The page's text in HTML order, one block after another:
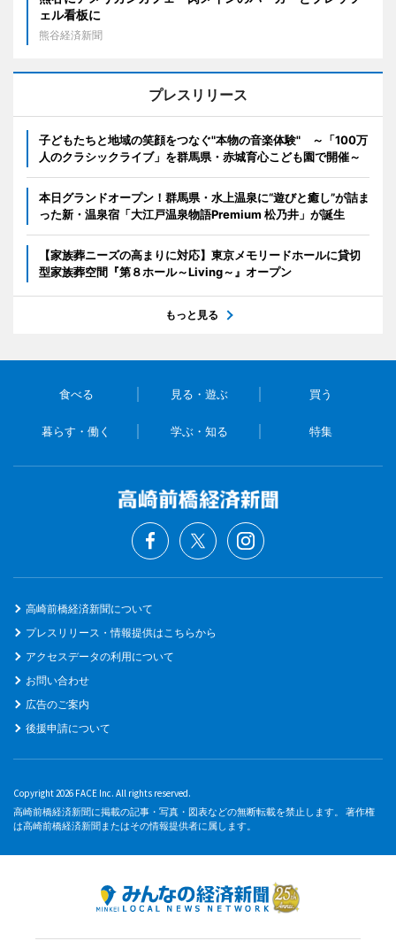
ェル看板に
熊谷経済新聞
プレスリリース
子どもたちと地域の笑顔をつなぐ"本物の音楽体験" ～「100万
人のクラシックライブ」を群馬県・赤城育心こども園で開催～
本日グランドオープン！群馬県・水上温泉に“遊びと癒し”が詰ま
った新・温泉宿「大江戸温泉物語Premium 松乃井」が誕生
【家族葬ニーズの高まりに対応】東京メモリードホールに貸切
型家族葬空間『第８ホール～Living～』オープン
もっと見る
食べる 見る・遊ぶ 買う
暮らす・働く 学ぶ・知る 特集
高崎前橋経済新聞について
プレスリリース・情報提供はこちらから
アクセスデータの利用について
お問い合わせ
広告のご案内
後援申請について
Copyright 2026 FACE Inc. All rights reserved.
高崎前橋経済新聞に掲載の記事・写真・図表などの無断転載を禁止します。 著作権
は高崎前橋経済新聞またはその情報提供者に属します。